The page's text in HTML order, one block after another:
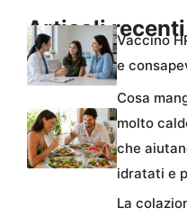
Articoli recenti
Vaccino
e
Cosa
molto
che
idratati e
La